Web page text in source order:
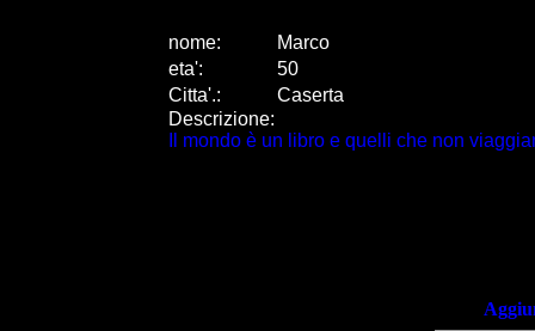
nome:
Marco
eta':
50
Citta'.:
Caserta
Descrizione:
Il mondo è un libro e quelli che non